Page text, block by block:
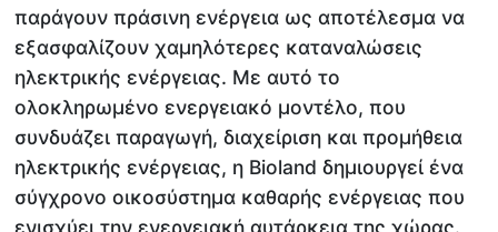
παράγουν πράσινη ενέργεια ως αποτέλεσμα να
εξασφαλίζουν χαμηλότερες καταναλώσεις
ηλεκτρικής ενέργειας. Με αυτό το
ολοκληρωμένο ενεργειακό μοντέλο, που
συνδυάζει παραγωγή, διαχείριση και προμήθεια
ηλεκτρικής ενέργειας, η Bioland δημιουργεί ένα
σύγχρονο οικοσύστημα καθαρής ενέργειας που
ενισχύει την ενεργειακή αυτάρκεια της χώρας.